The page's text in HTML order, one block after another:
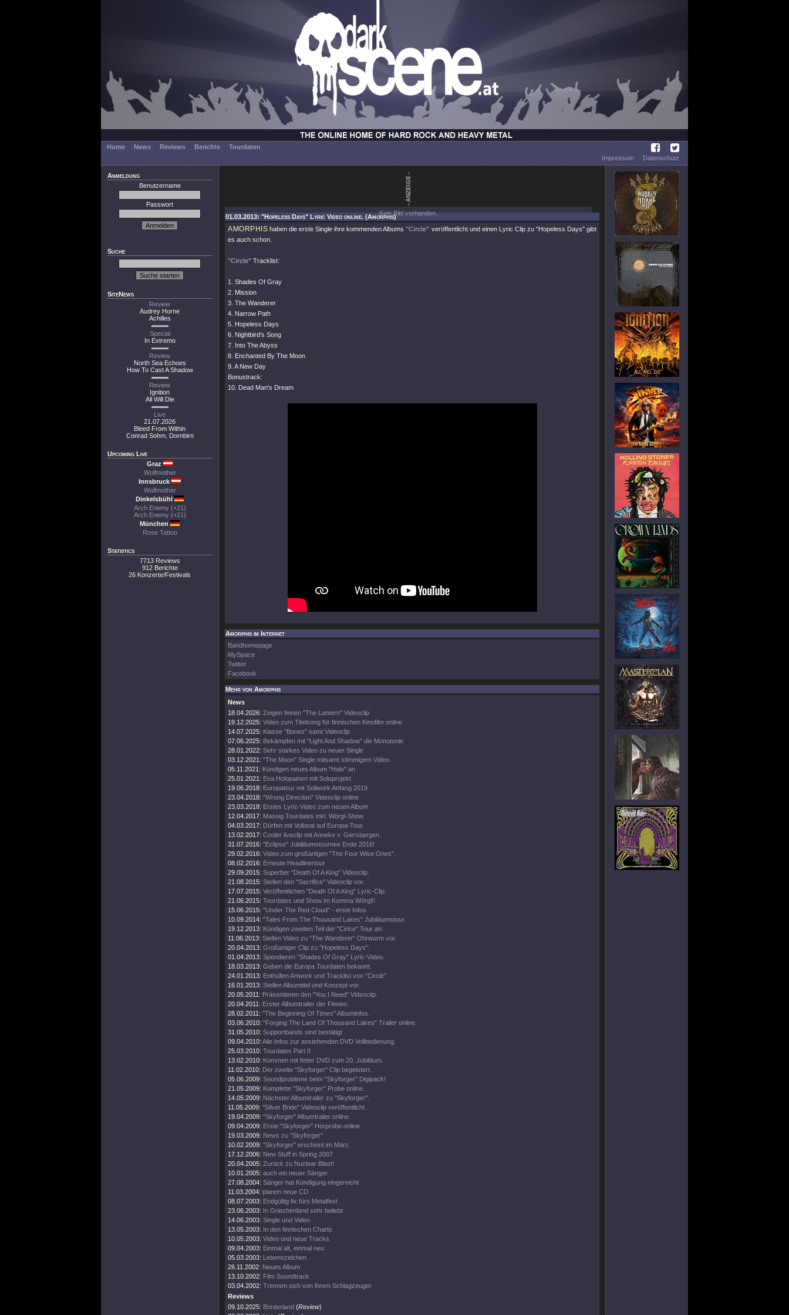
Home News Reviews Berichte
Tourdaten
Impressum
Datenschutz
Anmeldung
Benutzername
Passwort
Suche
SiteNews
Review
Audrey Horne
Achilles
Special
In Extremo
Review
North Sea Echoes
How To Cast A Shadow
Review
Ignition
All Will Die
Live
21.07.2026
Bleed From Within
Conrad Sohm, Dornbirn
Upcoming Live
Graz
Wolfmother
Innsbruck
Wolfmother
Dinkelsbühl
Arch Enemy (+21)
Arch Enemy (+21)
München
Rose Tattoo
Statistics
7713 Reviews
912 Berichte
26 Konzerte/Festivals
Kein Bild vorhanden.
01.03.2013: "Hopeless Days" Lyric Video online. (Amorphis)
AMORPHIS haben die erste Single ihre kommenden Albums"Circle" veröffentlicht und einen Lyric Clip zu "Hopeless Days"gibt
es auch schon.
"Circle" Tracklist:
1. Shades Of Gray
2. Mission
3. The Wanderer
4. Narrow Path
5. Hopeless Days
6. Nightbird's Song
7. Into The Abyss
8. Enchanted By The Moon
9. A New Day
Bonustrack:
10. Dead Man's Dream
Amorphis im Internet
Bandhomepage
MySpace
Twitter
Facebook
Mehr von Amorphis
News
18.04.2026: Zeigen feinen "The Lantern" Videoclip
19.12.2025: Video zum Titelsong für finnischen Kinofilm online
14.07.2025: Klasse "Bones" samt Videoclip
07.06.2025: Bekämpfen mit "Light And Shadow" die Monotonie
28.01.2022: Sehr starkes Video zu neuer Single
03.12.2021: "The Moon" Single mitsamt stimmigem Video
05.11.2021: Kündigen neues Album "Halo" an
25.01.2021: Esa Holopainen mit Soloprojekt
19.06.2018: Europatour mit Soilwork Anfang 2019
23.04.2018: "Wrong Direction" Videoclip online
23.03.2018: Erstes Lyric-Video zum neuen Album
12.04.2017: Massig Tourdates inkl. Wörgl-Show.
04.03.2017: Dürfen mit Volbeat auf Europa-Tour.
13.02.2017: Cooler liveclip mit Anneke v. Giersbergen.
31.07.2016: "Eclipse" Jubiläumstournee Ende 2016!
29.02.2016: Video zum großartigen "The Four Wise Ones".
08.02.2016: Erneute Headlinertour
29.09.2015: Superber "Death Of A King" Videoclip.
21.08.2015: Stellen den "Sacrifice" Videoclip vor.
17.07.2015: Veröffentlichen "Death Of A King" Lyric-Clip.
21.06.2015: Tourdates und Show im Komma Wörgl!!
15.06.2015: "Under The Red Cloud" - erste Infos
10.09.2014: "Tales From The Thousand Lakes" Jubiläumstour.
19.12.2013: Kündigen zweiten Teil der "Cirlce" Tour an.
11.06.2013: Stellen Video zu "The Wanderer" Ohrwurm vor.
20.04.2013: Großartiger Clip zu "Hopeless Days".
01.04.2013: Spendieren "Shades Of Gray" Lyric-Video.
18.03.2013: Geben die Europa Tourdaten bekannt.
24.01.2013: Enthüllen Artwork und Tracklist von "Circle".
16.01.2013: Stellen Albumtitel und Konzept vor.
20.05.2011: Präsentieren den "You I Need" Videoclip.
20.04.2011: Erster Albumtrailer der Finnen.
28.02.2011: "The Beginning Of Times" Albuminfos.
03.06.2010: "Forging The Land Of Thousand Lakes" Trailer online.
31.05.2010: Supportbands sind bestätigt
09.04.2010: Alle Infos zur anstehenden DVD Vollbedienung.
25.03.2010: Tourdates Part II
13.02.2010: Kommen mit fetter DVD zum 20. Jubiläum.
11.02.2010: Der zweite "Skyforger" Clip begeistert.
05.06.2009: Soundprobleme beim "Skyforger" Digipack!
21.05.2009: Komplette "Skyforger" Probe online.
14.05.2009: Nächster Albumtrailer zu "Skyforger".
11.05.2009: "Silver Bride" Videoclip veröffentlicht.
19.04.2009: "Skyforger" Albumtrailer online.
09.04.2009: Erste "Skyforger" Hörprobe online.
19.03.2009: News zu "Skyforger"
10.02.2009: "Skyforger" erscheint im März.
17.12.2006: New Stuff in Spring 2007
20.04.2005: Zurück zu Nuclear Blast!
10.01.2005: auch ein neuer Sänger
27.08.2004: Sänger hat Kündigung eingereicht
11.03.2004: planen neue CD
08.07.2003: Endgültig fix fürs Metalfest
23.06.2003: In Griechenland sehr beliebt
14.06.2003: Single und Video
13.05.2003: In den finnischen Charts
10.05.2003: Video und neue Tracks
09.04.2003: Einmal alt, einmal neu
05.03.2003: Lebenszeichen
26.11.2002: Neues Album
13.10.2002: Film Soundtrack
03.04.2002: Trennen sich von ihrem Schlagzeuger
Reviews
09.10.2025: Borderland (Review)